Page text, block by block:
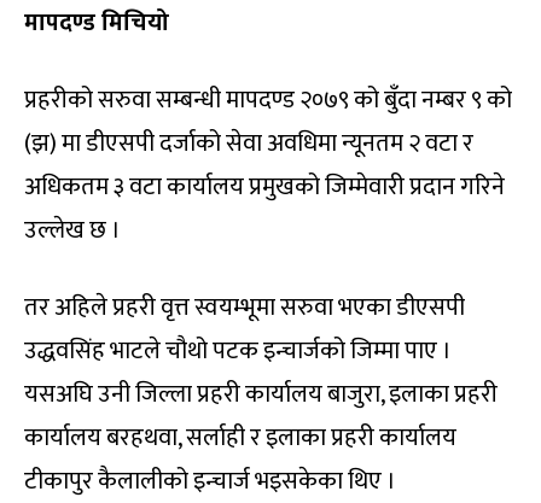
मापदण्ड मिचियो
प्रहरीको सरुवा सम्बन्धी मापदण्ड २०७९ को बुँदा नम्बर ९ को
(झ) मा डीएसपी दर्जाको सेवा अवधिमा न्यूनतम २ वटा र
अधिकतम ३ वटा कार्यालय प्रमुखको जिम्मेवारी प्रदान गरिने
उल्लेख छ ।
तर अहिले प्रहरी वृत्त स्वयम्भूमा सरुवा भएका डीएसपी
उद्धवसिंह भाटले चौथो पटक इन्चार्जको जिम्मा पाए ।
यसअघि उनी जिल्ला प्रहरी कार्यालय बाजुरा, इलाका प्रहरी
कार्यालय बरहथवा, सर्लाही र इलाका प्रहरी कार्यालय
टीकापुर कैलालीको इन्चार्ज भइसकेका थिए ।